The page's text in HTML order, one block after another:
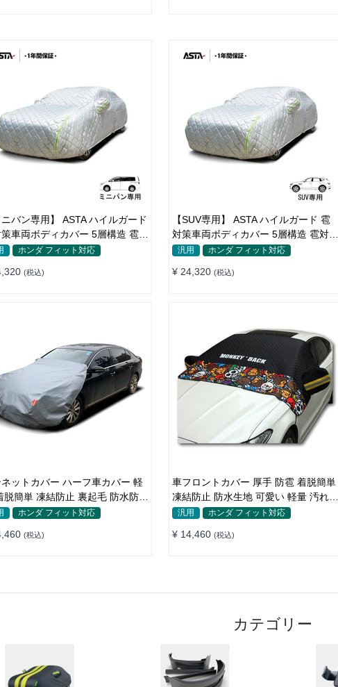
ニバン専用】 ASTA ハイルガード
車両ボディカバー 5層構造 雹対
手 凍結防止 防雪防風 極厚 防風
ホンダ フィット対応
(税込)
【SUV専用】 ASTA ハイルガード 雹
対策車両ボディカバー 5層構造 雹対策
厚手 凍結防止 防雪防風 極厚 防風ロー
汎用 ホンダ フィット対応
¥ 24,320 (税込)
カバー ハーフ車カバー 軽
脱簡単 凍結防止 裏起毛 防水防塵
ホンダ フィット対応
(税込)
車フロントカバー 厚手 防雹 着脱簡単
凍結防止 防水生地 可愛い 軽量 汚れか
ら守る 四季
汎用 ホンダ フィット対応
¥ 14,460 (税込)
カテゴリー